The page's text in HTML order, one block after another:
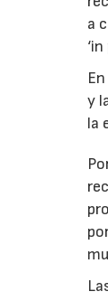
a
y
la